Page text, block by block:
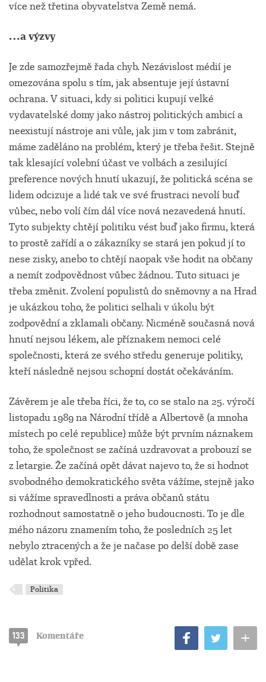
více než třetina obyvatelstva Země nemá.
…a výzvy
Je zde samozřejmě řada chyb. Nezávislost médií je
omezována spolu s tím, jak absentuje její ústavní
ochrana. V situaci, kdy si politici kupují velké
vydavatelské domy jako nástroj politických ambicí a
neexistují nástroje ani vůle, jak jim v tom zabránit,
máme zaděláno na problém, který je třeba řešit. Stejně
tak klesající volební účast ve volbách a zesilující
preference nových hnutí ukazují, že politická scéna se
lidem odcizuje a lidé tak ve své frustraci nevolí buď
vůbec, nebo volí čím dál více nová nezavedená hnutí.
Tyto subjekty chtějí politiku vést buď jako firmu, která
to prostě zařídí a o zákazníky se stará jen pokud jí to
nese zisky, anebo to chtějí naopak vše hodit na občany
a nemít zodpovědnost vůbec žádnou. Tuto situaci je
třeba změnit. Zvolení populistů do sněmovny a na Hrad
je ukázkou toho, že politici selhali v úkolu být
zodpovědní a zklamali občany. Nicméně současná nová
hnutí nejsou lékem, ale příznakem nemoci celé
společnosti, která ze svého středu generuje politiky,
kteří následně nejsou schopní dostát očekáváním.
Závěrem je ale třeba říci, že to, co se stalo na 25. výročí
listopadu 1989 na Národní třídě a Albertově (a mnoha
místech po celé republice) může být prvním náznakem
toho, že společnost se začíná uzdravovat a probouzí se
z letargie. Že začíná opět dávat najevo to, že si hodnot
svobodného demokratického světa vážíme, stejně jako
si vážíme spravedlnosti a práva občanů státu
rozhodnout samostatně o jeho budoucnosti. To je dle
mého názoru znamením toho, že posledních 25 let
nebylo ztracených a že je načase po delší době zase
udělat krok vpřed.
Politika
133 Komentáře +